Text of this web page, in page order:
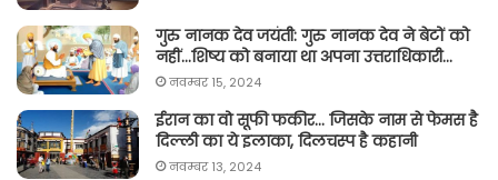
गुरु नानक देव जयंती: गुरु नानक देव ने बेटों को
नहीं…शिष्य को बनाया था अपना उत्तराधिकारी…
नवम्बर 15, 2024
ईरान का वो सूफी फकीर… जिसके नाम से फेमस है
दिल्ली का ये इलाका, दिलचस्प है कहानी
नवम्बर 13, 2024